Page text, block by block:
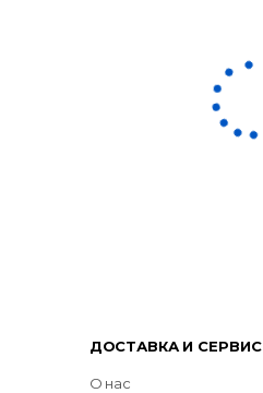
ДОСТАВКА И СЕРВИС
О нас